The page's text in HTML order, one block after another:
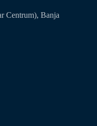
Centrum), Banja